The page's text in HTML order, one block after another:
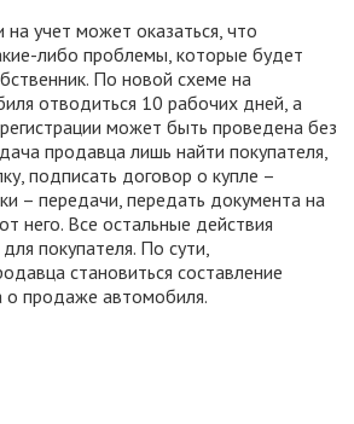
учет может оказаться, что
либо проблемы, которые будет
По новой схеме на
отводиться 10 рабочих дней, а
может быть проведена без
продавца лишь найти покупателя,
подписать договор о купле –
– передачи, передать документа на
него. Все остальные действия
покупателя. По сути,
становиться составление
о продаже автомобиля.